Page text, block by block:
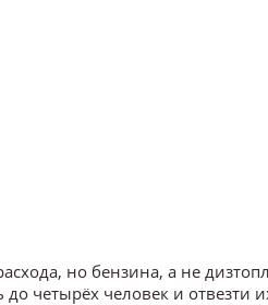
но бензина, а не
четырёх человек и отвезти